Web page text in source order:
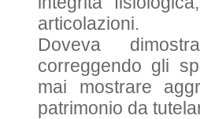
articolazioni.
Doveva
correggendo gli
mai mostrare
patrimonio da